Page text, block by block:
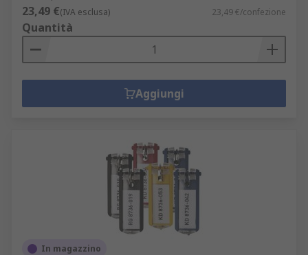
23,49 €(IVA esclusa) 23,49 €/confezione
Quantità
Aggiungi
In magazzino